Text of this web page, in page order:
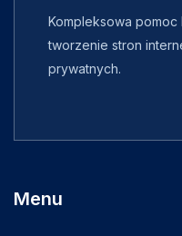
Kompleksowa
tworzenie stron
prywatnych.
Menu